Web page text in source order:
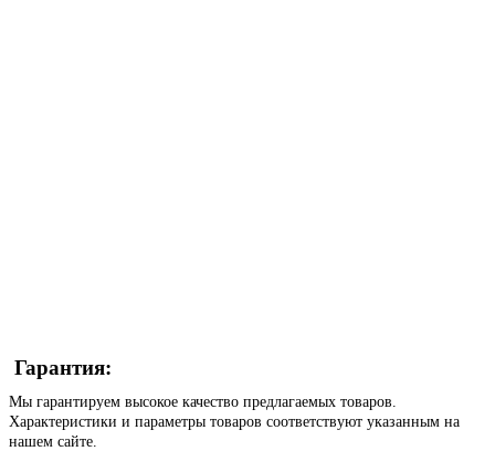
Гарантия:
Мы гарантируем высокое качество предлагаемых товаров.
Характеристики и параметры товаров соответствуют указанным на
нашем сайте.